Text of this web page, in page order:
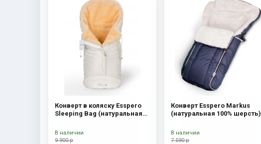
Конверт в коляску Esspero
Sleeping Bag (натуральная
9 900 р
В наличии
Конверт Esspero Markus
(натуральная 100% шерсть)
7 590 р
В наличии